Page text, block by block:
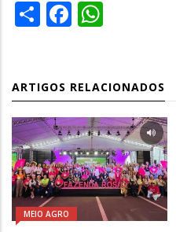
ShareFacebook
ARTIGOS RELACIONADOS
MEIO AGRO